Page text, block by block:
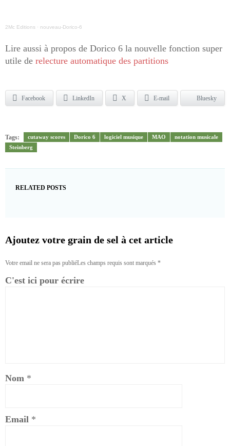
2Mc Editions · nouveau-Dorico-6
Lire aussi à propos de Dorico 6 la nouvelle fonction super
utile de relecture automatique des partitions
Facebook LinkedIn X E-mail Bluesky
Tags: cutaway scores Dorico 6 logiciel musique MAO
notation musicale
Steinberg
RELATED POSTS
Ajoutez votre grain de sel à cet article
Votre email ne sera pas publiéLes champs requis sont marqués *
C'est ici pour écrire
Nom *
Email *